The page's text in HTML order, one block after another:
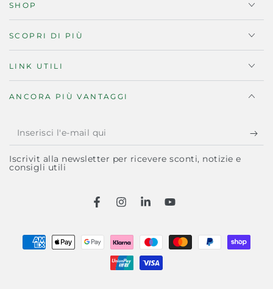
SHOP
SCOPRI DI PIÙ
LINK UTILI
ANCORA PIÙ VANTAGGI
Inserisci
l'e-
mail
Iscrivit alla newsletter per ricevere sconti, notizie e
consigli utili
FacebookInstagram
LinkedInYouTube
Modalità